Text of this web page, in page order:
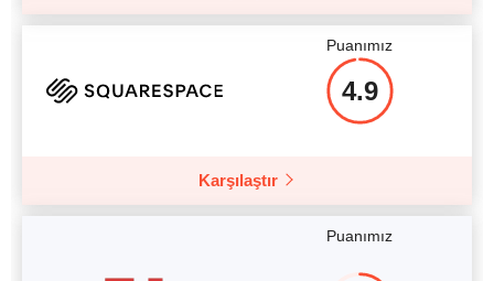
Puanımız
4.9
Karşılaştır
Puanımız